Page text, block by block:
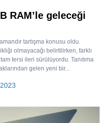
RAM’le geleceği
tartışma konusu oldu.
olmayacağı belirtilirken, farklı
tersi ileri sürülüyordu. Tanıtıma
gelen yeni bir...